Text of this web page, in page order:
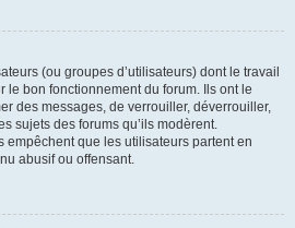
(ou groupes d’utilisateurs) dont le travail
le bon fonctionnement du forum. Ils ont le
des messages, de verrouiller, déverrouiller,
sujets des forums qu’ils modèrent.
empêchent que les utilisateurs partent en
abusif ou offensant.